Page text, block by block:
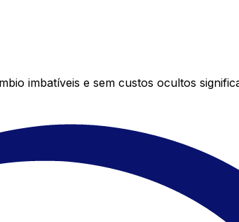
imbatíveis e sem custos ocultos